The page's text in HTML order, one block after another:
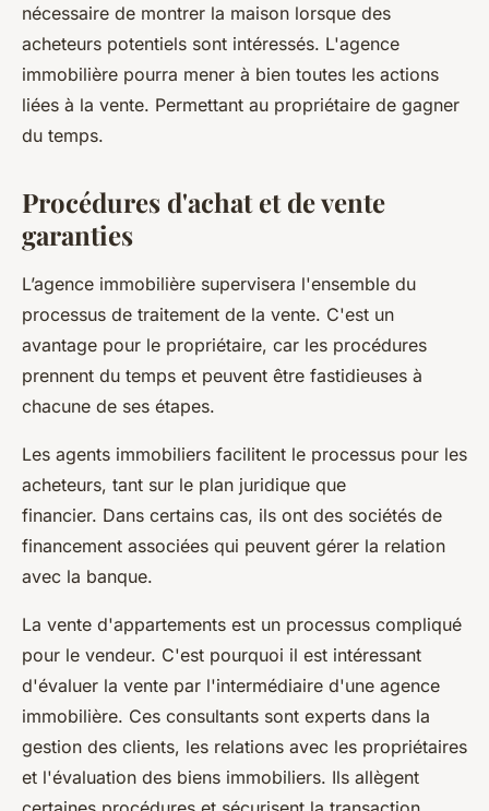
nécessaire de montrer la maison lorsque des
acheteurs potentiels sont intéressés. L'agence
immobilière pourra mener à bien toutes les actions
liées à la vente. Permettant au propriétaire de gagner
du temps.
Procédures d'achat et de vente
garanties
L’agence immobilière supervisera l'ensemble du
processus de traitement de la vente. C'est un
avantage pour le propriétaire, car les procédures
prennent du temps et peuvent être fastidieuses à
chacune de ses étapes.
Les agents immobiliers facilitent le processus pour les
acheteurs, tant sur le plan juridique que
financier. Dans certains cas, ils ont des sociétés de
financement associées qui peuvent gérer la relation
avec la banque.
La vente d'appartements est un processus compliqué
pour le vendeur. C'est pourquoi il est intéressant
d'évaluer la vente par l'intermédiaire d'une agence
immobilière. Ces consultants sont experts dans la
gestion des clients, les relations avec les propriétaires
et l'évaluation des biens immobiliers. Ils allègent